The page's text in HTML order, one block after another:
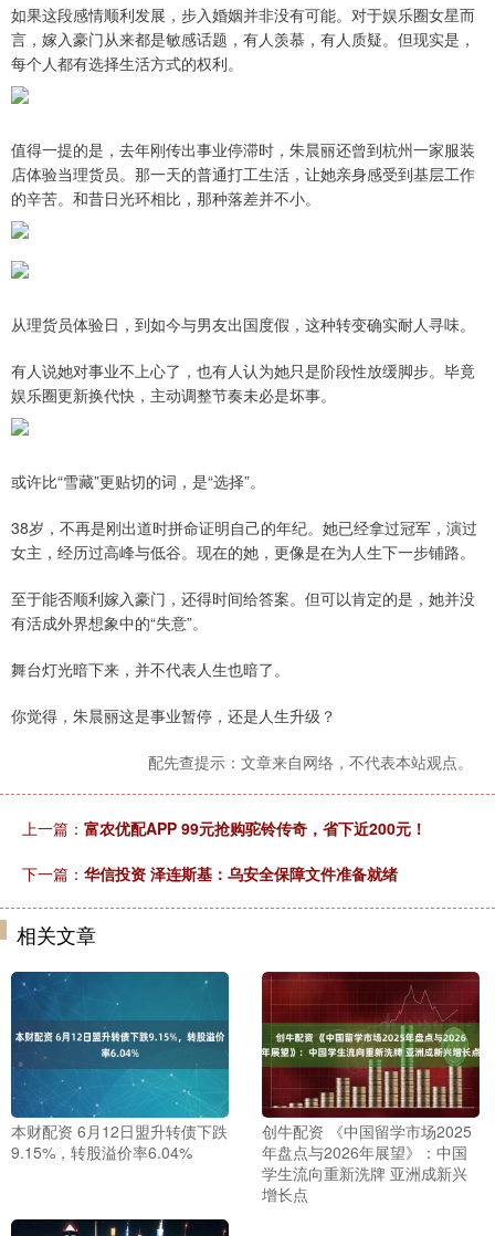
如果这段感情顺利发展，步入婚姻并非没有可能。对于娱乐圈女星而
言，嫁入豪门从来都是敏感话题，有人羡慕，有人质疑。但现实是，
每个人都有选择生活方式的权利。
值得一提的是，去年刚传出事业停滞时，朱晨丽还曾到杭州一家服装
店体验当理货员。那一天的普通打工生活，让她亲身感受到基层工作
的辛苦。和昔日光环相比，那种落差并不小。
从理货员体验日，到如今与男友出国度假，这种转变确实耐人寻味。
有人说她对事业不上心了，也有人认为她只是阶段性放缓脚步。毕竟
娱乐圈更新换代快，主动调整节奏未必是坏事。
或许比“雪藏”更贴切的词，是“选择”。
38岁，不再是刚出道时拼命证明自己的年纪。她已经拿过冠军，演过
女主，经历过高峰与低谷。现在的她，更像是在为人生下一步铺路。
至于能否顺利嫁入豪门，还得时间给答案。但可以肯定的是，她并没
有活成外界想象中的“失意”。
舞台灯光暗下来，并不代表人生也暗了。
你觉得，朱晨丽这是事业暂停，还是人生升级？
配先查提示：文章来自网络，不代表本站观点。
上一篇： 富农优配APP 99元抢购驼铃传奇，省下近200元！
下一篇： 华信投资 泽连斯基：乌安全保障文件准备就绪
相关文章
本财配资 6月12日盟升转债下跌
9.15%，转股溢价率6.04%
创牛配资 《中国留学市场2025
年盘点与2026年展望》：中国
学生流向重新洗牌 亚洲成新兴
增长点